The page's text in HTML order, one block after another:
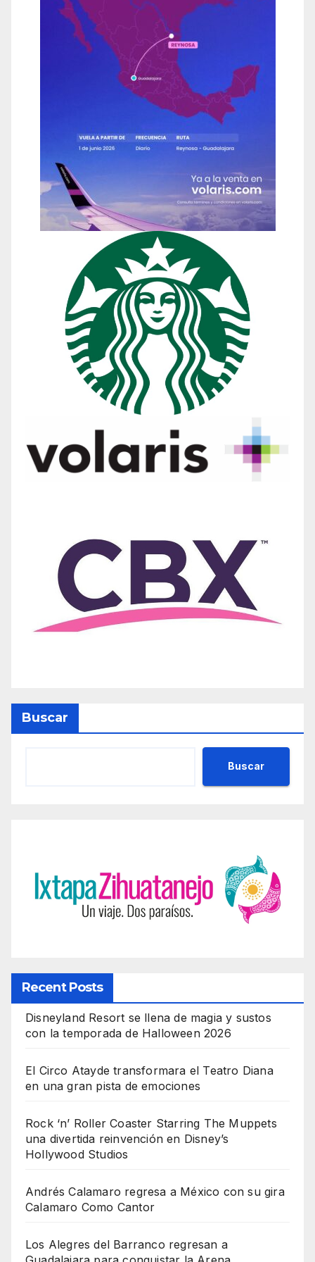
Buscar
Buscar
Recent Posts
Disneyland Resort se llena de magia y sustos
con la temporada de Halloween 2026
El Circo Atayde transformara el Teatro Diana
en una gran pista de emociones
Rock ‘n’ Roller Coaster Starring The Muppets
una divertida reinvención en Disney’s
Hollywood Studios
Andrés Calamaro regresa a México con su gira
Calamaro Como Cantor
Los Alegres del Barranco regresan a